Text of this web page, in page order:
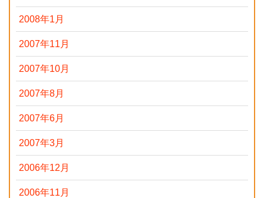
2008年1月
2007年11月
2007年10月
2007年8月
2007年6月
2007年3月
2006年12月
2006年11月